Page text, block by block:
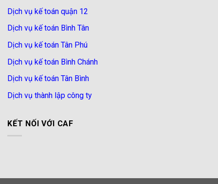
Dịch vụ kế toán quận 12
Dịch vụ kế toán Bình Tân
Dịch vụ kế toán Tân Phú
Dịch vụ kế toán Bình Chánh
Dịch vụ kế toán Tân Bình
Dịch vụ thành lập công ty
KẾT NỐI VỚI CAF